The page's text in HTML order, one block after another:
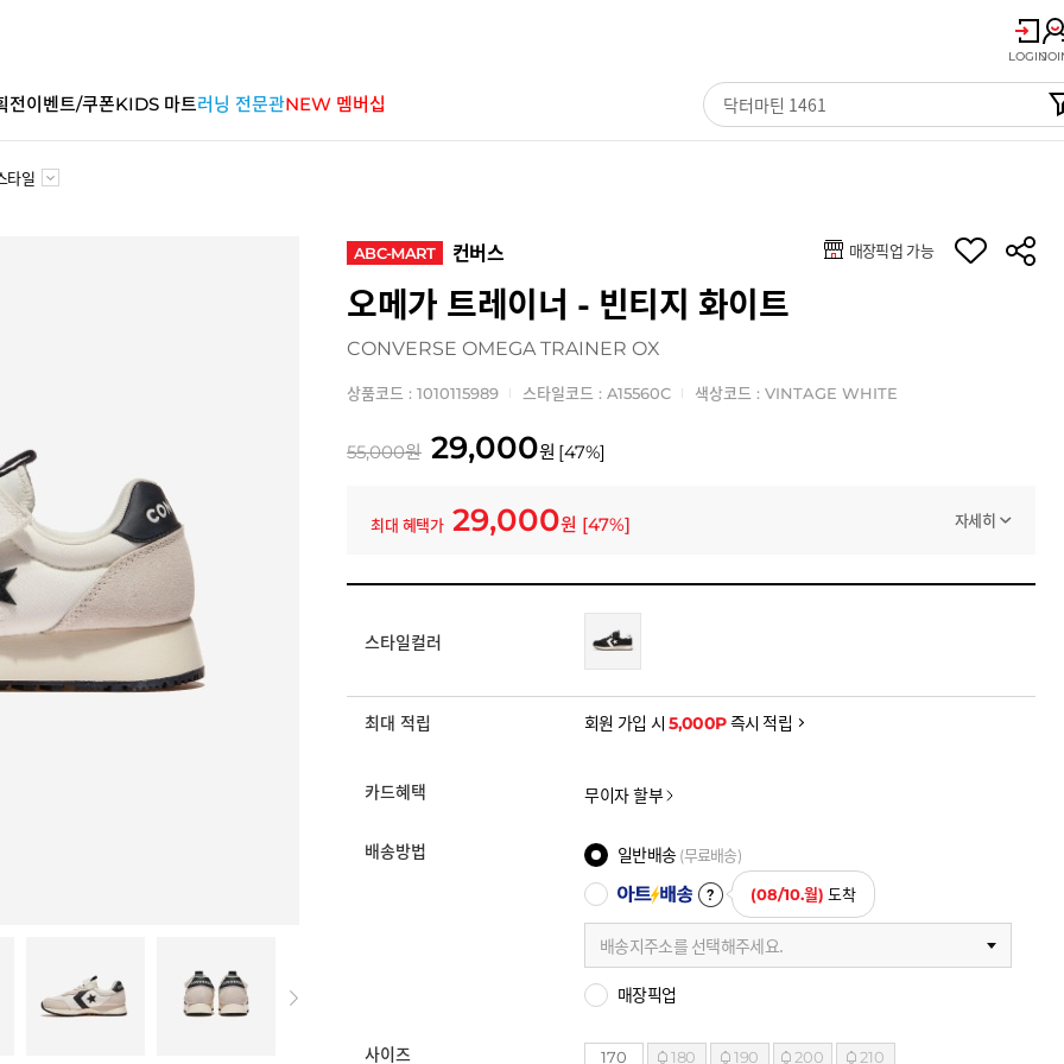
LOGIN
전이벤트/쿠폰KIDS 마트러닝 전문관NEW 멤버십
타일
ABC-MART 컨버스 매장픽업 가능
오메가 트레이너 - 빈티지 화이트
CONVERSE OMEGA TRAINER OX
상품코드 : 1010115989 스타일코드 : A15560C 색상코드 : VINTAGE WHITE
55,000원 29,000원 [47%]
최대 혜택가 29,000원 [47%] 자세히
스타일컬러
최대 적립 회원 가입 시5,000P즉시 적립
카드혜택 무이자 할부
배송방법 일반배송 (무료배송)
(08/10.월) 도착
배송지주소를 선택해주세요.
매장픽업
사이즈 170 180 190 200 210